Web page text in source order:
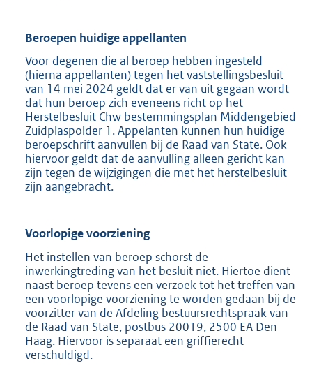
Beroepen huidige appellanten
Voor degenen die al beroep hebben ingesteld
(hierna appellanten) tegen het vaststellingsbesluit
van 14 mei 2024 geldt dat er van uit gegaan wordt
dat hun beroep zich eveneens richt op het
Herstelbesluit Chw bestemmingsplan Middengebied
Zuidplaspolder 1. Appelanten kunnen hun huidige
beroepschrift aanvullen bij de Raad van State. Ook
hiervoor geldt dat de aanvulling alleen gericht kan
zijn tegen de wijzigingen die met het herstelbesluit
zijn aangebracht.
Voorlopige voorziening
Het instellen van beroep schorst de
inwerkingtreding van het besluit niet. Hiertoe dient
naast beroep tevens een verzoek tot het treffen van
een voorlopige voorziening te worden gedaan bij de
voorzitter van de Afdeling bestuursrechtspraak van
de Raad van State, postbus 20019, 2500 EA Den
Haag. Hiervoor is separaat een griffierecht
verschuldigd.